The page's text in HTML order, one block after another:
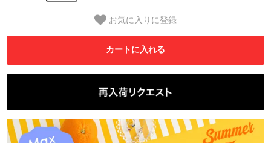
お気に入りに登録